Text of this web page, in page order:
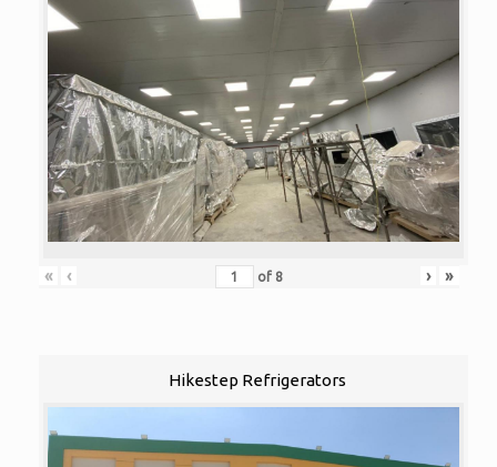
« ‹ of 8 › »
Hikestep Refrigerators